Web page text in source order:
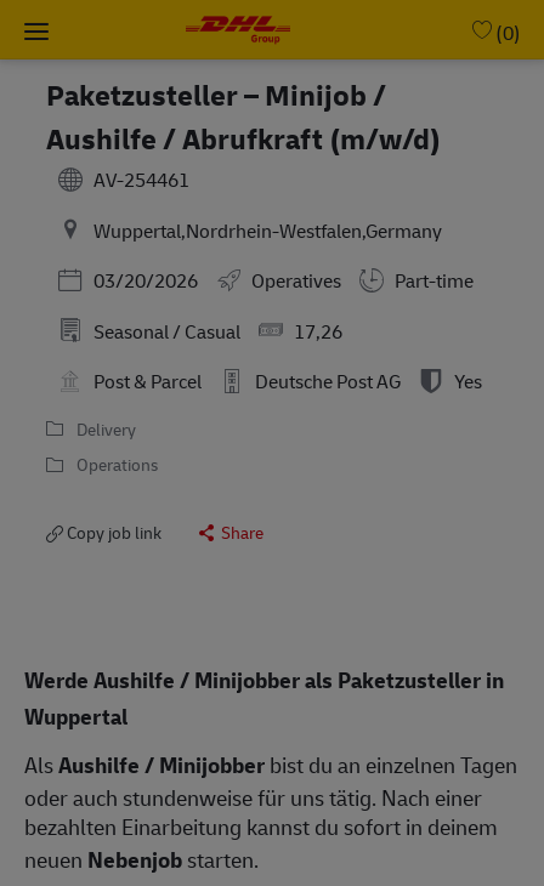
Skip to main content
(0)
Paketzusteller – Minijob /
Aushilfe / Abrufkraft (m/w/d)
AV-254461
Wuppertal,Nordrhein-Westfalen,Germany
Posted Date
03/20/2026 Operatives
Part-time
Seasonal / Casual
17,26
Post & Parcel
Deutsche Post AG Yes
Delivery
Operations
Copy job link Share
Werde Aushilfe / Minijobber als Paketzusteller in
Wuppertal
AlsAushilfe / Minijobberbist du an einzelnen Tagen
oder auch stundenweise für uns tätig. Nach einer
bezahlten Einarbeitung kannst du sofort in deinem
neuen Nebenjobstarten.